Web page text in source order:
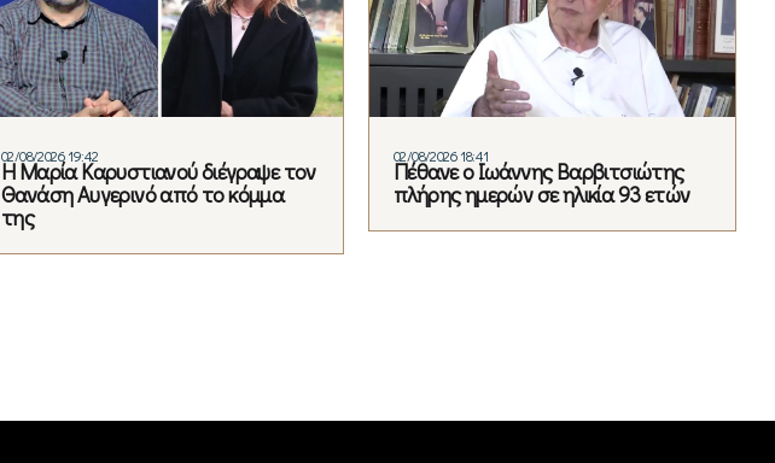
02/08/2026 19:42
Η Μαρία Καρυστιανού διέγραψε τον
Θανάση Αυγερινό από το κόμμα
της
02/08/2026 18:41
Πέθανε ο Ιωάννης Βαρβιτσιώτης
πλήρης ημερών σε ηλικία 93 ετών